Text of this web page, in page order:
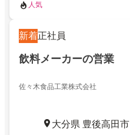
人気
新着正社員
飲料メーカーの営業
佐々木食品工業株式会社
大分県 豊後高田市